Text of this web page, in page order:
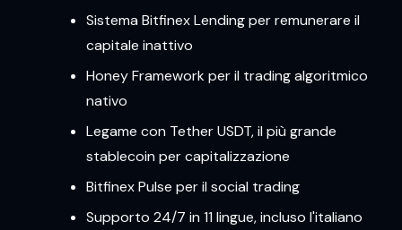
Sistema Bitfinex Lending per remunerare il
capitale inattivo
Honey Framework per il trading algoritmico
nativo
Legame con Tether USDT, il più grande
stablecoin per capitalizzazione
Bitfinex Pulse per il social trading
Supporto 24/7 in 11 lingue, incluso l'italiano